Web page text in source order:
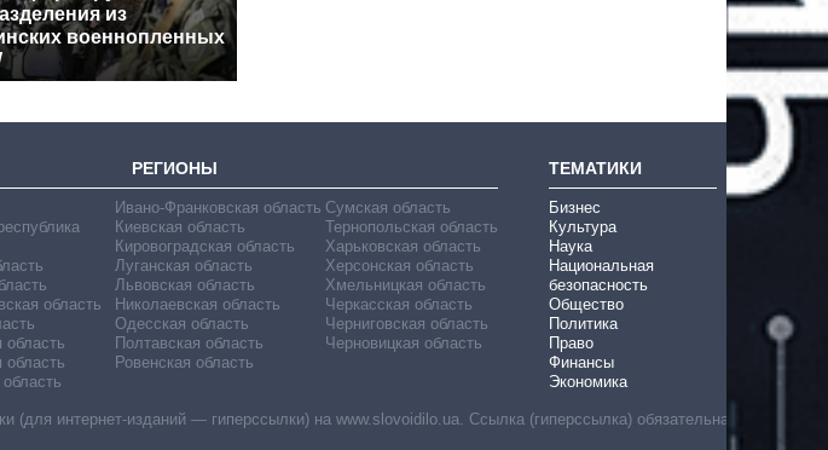
из
военнопленных
РЕГИОНЫ
область
область
Ивано-Франковская область
Киевская область
Кировоградская область
Луганская область
Львовская область
Николаевская область
Одесская область
Полтавская область
Ровенская область
Сумская область
Тернопольская область
Харьковская область
Херсонская область
Хмельницкая область
Черкасская область
Черниговская область
Черновицкая область
ТЕМАТИКИ
Бизнес
Культура
Наука
Национальная
безопасность
Общество
Политика
Право
Финансы
Экономика
интернет-изданий — гиперссылки) на www.slovoidilo.ua. Ссылка (гиперссылка) обязательна